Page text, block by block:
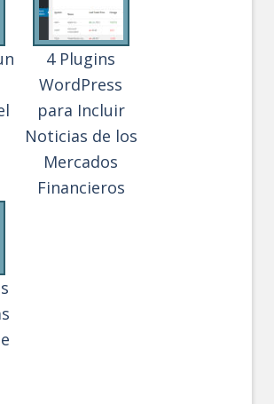
4 Plugins
WordPress
para Incluir
Noticias de los
Mercados
Financieros